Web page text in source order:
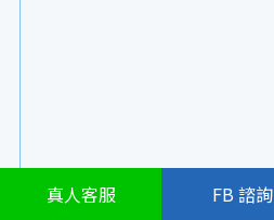
真人客服 FB 諮詢